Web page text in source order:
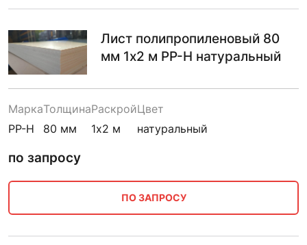
Лист полипропиленовый 80
мм 1х2 м PP-H натуральный
Марка
PP-H
Толщина
80 мм
Раскрой
1х2 м
Цвет
натуральный
по запросу
ПО ЗАПРОСУ